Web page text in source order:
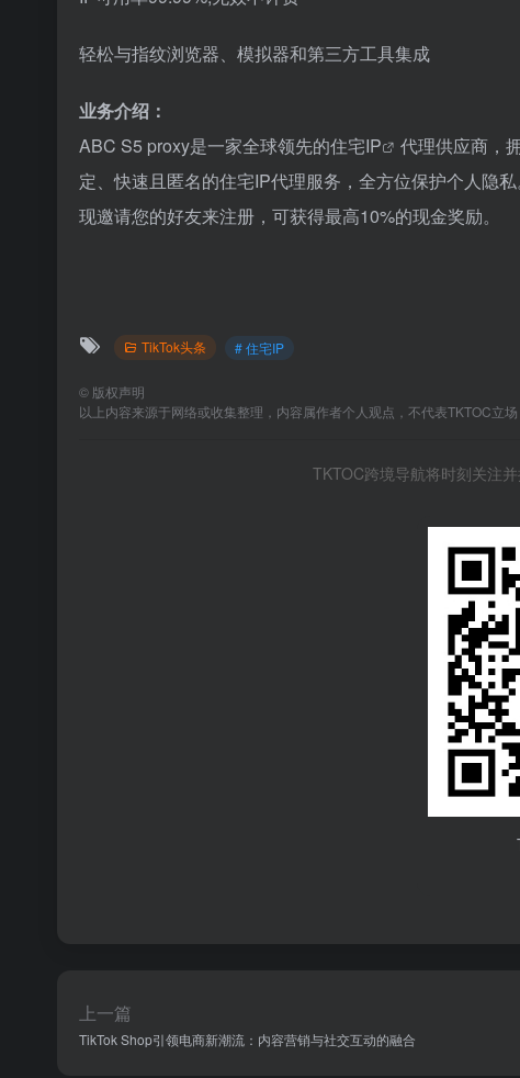
轻松与指纹浏览器、模拟器和第三方工具集成
业务介绍：
ABC S5 proxy是一家全球领先的住宅IP
代理供应商，
定、快速且匿名的住宅IP代理服务，全方位保护个人隐私
现邀请您的好友来注册，可获得最高10%的现金奖励。
TikTok头条 # 住宅IP
© 版权声明
以上内容来源于网络或收集整理，内容属作者个人观点，不代表TKTOC立
TKTOC跨境导航将时刻关注
上一篇
TikTok Shop引领电商新潮流：内容营销与社交互动的融合